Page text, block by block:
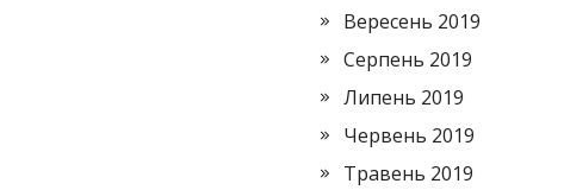
Вересень 2019
Серпень 2019
Липень 2019
Червень 2019
Травень 2019